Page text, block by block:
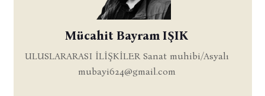
Mücahit Bayram IŞIK
ULUSLARARASI İLİŞKİLER Sanat muhibi/Asyalı
mubayi624@gmail.com